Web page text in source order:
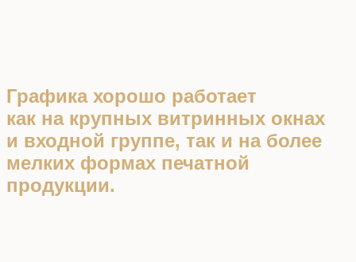
Графика хорошо работает
как на крупных витринных окнах
и входной группе, так и на более
мелких формах печатной
продукции.